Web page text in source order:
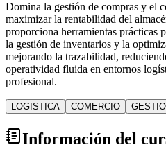
Domina la gestión de compras y el
maximizar la rentabilidad del
proporciona herramientas prácticas
la gestión de inventarios y la
mejorando la trazabilidad,
operatividad fluida en entornos
profesional.
LOGISTICA COMERCIO
Información del